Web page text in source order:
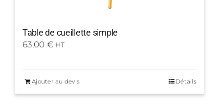
Table de cueillette simple
63,00 € HT
Ajouter au devis Détails